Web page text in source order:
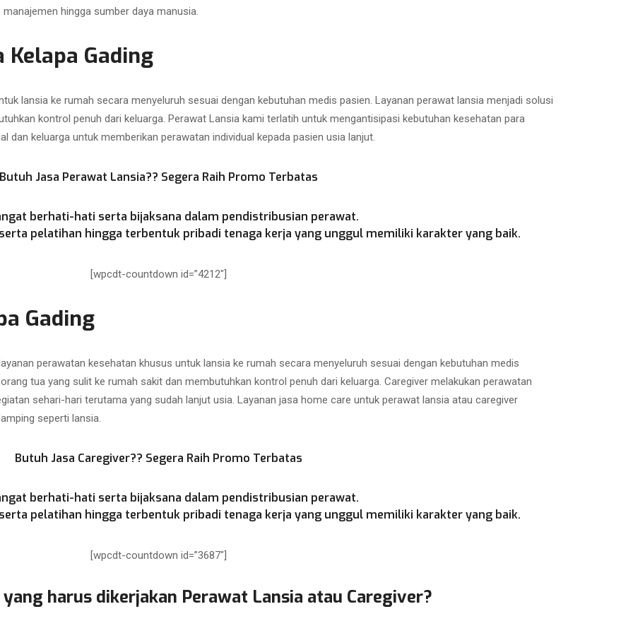
hingga sumber daya manusia.
Kelapa Gading
lansia ke rumah secara menyeluruh sesuai dengan kebutuhan medis pasien. Layanan perawat lansia menjadi solusi
kontrol penuh dari keluarga. Perawat Lansia kami terlatih untuk mengantisipasi kebutuhan kesehatan para
dan keluarga untuk memberikan perawatan individual kepada pasien usia lanjut.
Jasa Perawat Lansia?? Segera Raih Promo Terbatas
berhati-hati serta bijaksana dalam pendistribusian perawat.
pelatihan hingga terbentuk pribadi tenaga kerja yang unggul memiliki karakter yang baik.
[wpcdt-countdown id=”4212″]
Gading
perawatan kesehatan khusus untuk lansia ke rumah secara menyeluruh sesuai dengan kebutuhan medis
tua yang sulit ke rumah sakit dan membutuhkan kontrol penuh dari keluarga. Caregiver melakukan perawatan
sehari-hari terutama yang sudah lanjut usia. Layanan jasa home care untuk perawat lansia atau caregiver
seperti lansia.
Butuh Jasa Caregiver?? Segera Raih Promo Terbatas
berhati-hati serta bijaksana dalam pendistribusian perawat.
pelatihan hingga terbentuk pribadi tenaga kerja yang unggul memiliki karakter yang baik.
[wpcdt-countdown id=”3687″]
harus dikerjakan Perawat Lansia atau Caregiver?